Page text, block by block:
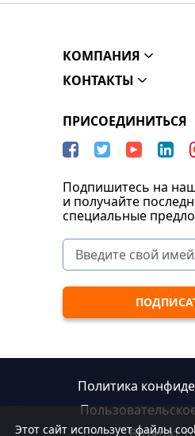
Этот сайт использует файлы
КОМПАНИЯ
КОНТАКТЫ
ПРИСОЕДИНИТЬСЯ
Подпишитесь на
и получайте
специальные
Политика